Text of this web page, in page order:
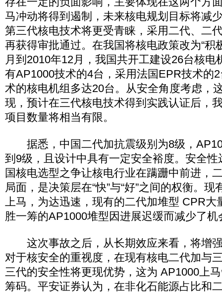
马冲动将得到遏制，未来核电规划目标将减
第三代核电技术将更受青睐，采用二代、二
再获得审批通过。在我国将核电政策改为“积
月到2010年12月，我国共开工建设26台核电
有AP1000技术的4台，采用法国EPR技术的
术的核电机组多达20台。从安全角度考虑，
现，预计在三代核电技术得到实践认证后，
项目数量将相当有限。
据悉，中国二代加抗震级别为8级，
到9级，且设计中具有一定安全裕度。安全
国核电选型之争让核电行业在蹒跚中前进，
局面，是决策层在“快”与“好”之间的权衡。
上马，为达迅速，现有的二代加堆型 CPR大
胜一筹的AP1000堆型因进展迟缓而减少了机
这次事故之后，从长期效应来看，将增
对于核安全的重视度，在现有核电二代加与
三代的安全性将更现优势，这为 AP1000上
筹码。平安证券认为，在非化石能源占比和